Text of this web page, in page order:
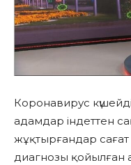
Коронавирус
адамдар індеттен
жұқтырғандар
диагнозы қойылған